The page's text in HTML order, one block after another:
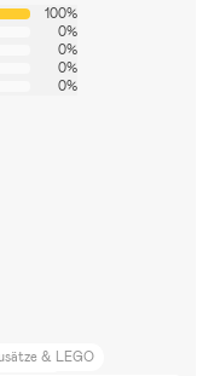
100%
0%
0%
0%
0%
& LEGO